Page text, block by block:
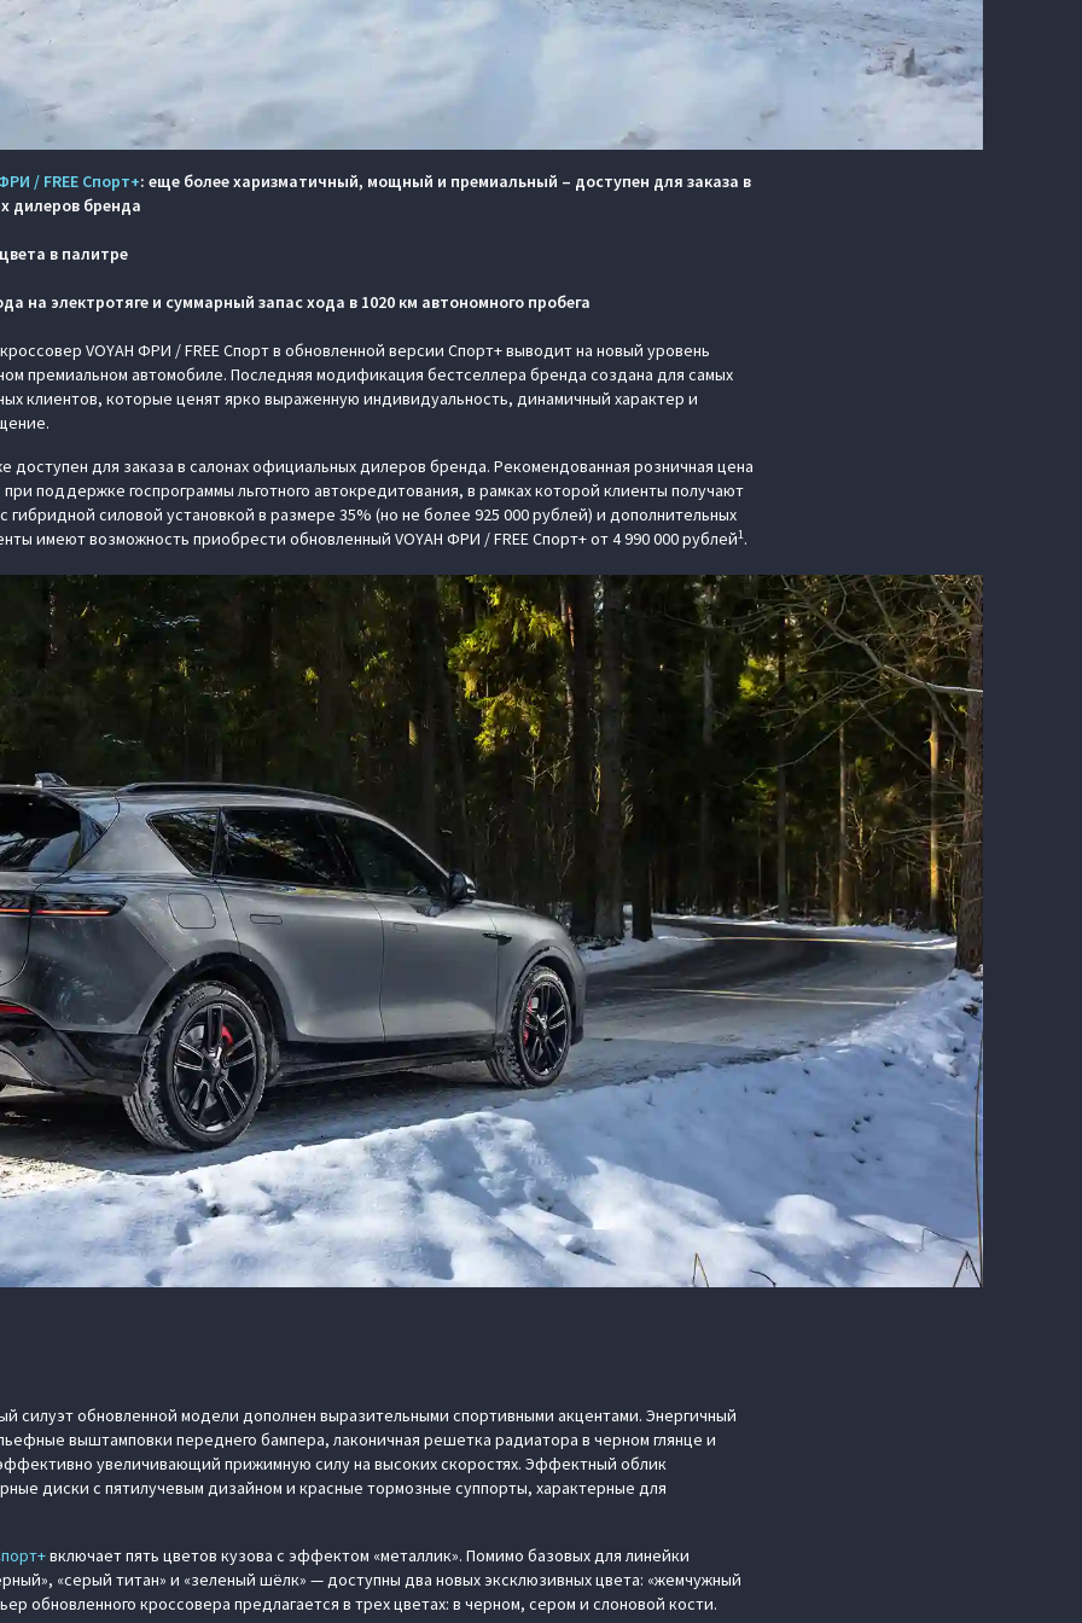
/ FREE Спорт+: еще более харизматичный, мощный и премиальный – доступен для заказа в
дилеров бренда
в палитре
на электротяге и суммарный запас хода в 1020 км автономного пробега
VOYAH ФРИ / FREE Спорт в обновленной версии Спорт+ выводит на новый уровень
премиальном автомобиле. Последняя модификация бестселлера бренда создана для самых
клиентов, которые ценят ярко выраженную индивидуальность, динамичный характер и
доступен для заказа в салонах официальных дилеров бренда. Рекомендованная розничная цена
поддержке госпрограммы льготного автокредитования, в рамках которой клиенты получают
гибридной силовой установкой в размере 35% (но не более 925 000 рублей) и дополнительных
имеют возможность приобрести обновленный VOYAH ФРИ / FREE Спорт+ от 4 990 000 рублей1.
силуэт обновленной модели дополнен выразительными спортивными акцентами. Энергичный
выштамповки переднего бампера, лаконичная решетка радиатора в черном глянце и
увеличивающий прижимную силу на высоких скоростях. Эффектный облик
диски с пятилучевым дизайном и красные тормозные суппорты, характерные для
включает пять цветов кузова с эффектом «металлик». Помимо базовых для линейки
«серый титан» и «зеленый шёлк» — доступны два новых эксклюзивных цвета: «жемчужный
обновленного кроссовера предлагается в трех цветах: в черном, сером и слоновой кости.